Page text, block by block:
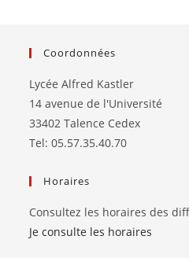
Coordonnées
Lycée Alfred Kastler
14 avenue de l'Université
33402 Talence Cedex
Tel: 05.57.35.40.70
Horaires
Consultez les horaires des
Je consulte les horaires